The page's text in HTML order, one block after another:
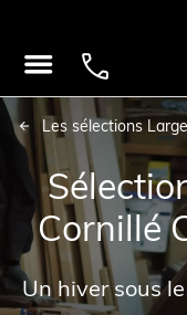
 
Les sélections
Cornillé
Un hiver sous